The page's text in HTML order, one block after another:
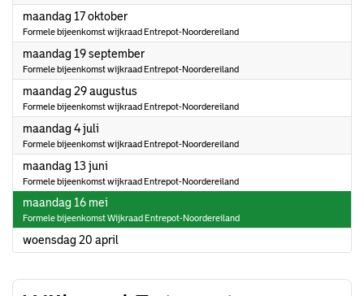
maandag 17 oktober2022
Formele bijeenkomst wijkraad Entrepot-Noordereiland
maandag 19 september2022
Formele bijeenkomst wijkraad Entrepot-Noordereiland
maandag 29 augustus
Formele bijeenkomst wijkraad Entrepot-Noordereiland
maandag 4 juli
Formele bijeenkomst wijkraad Entrepot-Noordereiland
maandag 13 juni
Formele bijeenkomst wijkraad Entrepot-Noordereiland
maandag 16 mei
Formele bijeenkomst Wijkraad Entrepot-Noordereiland
woensdag 20 april